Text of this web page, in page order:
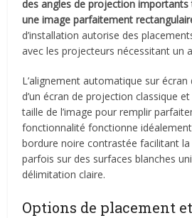
des angles de projection
une image parfaitement
d’installation autorise des
avec les projecteurs nécessitant un
L’alignement automatique sur
d’un écran de projection classique
taille de l’image pour remplir
fonctionnalité fonctionne
bordure noire contrastée facilitant
parfois sur des surfaces blanches
délimitation claire.
Options de placement